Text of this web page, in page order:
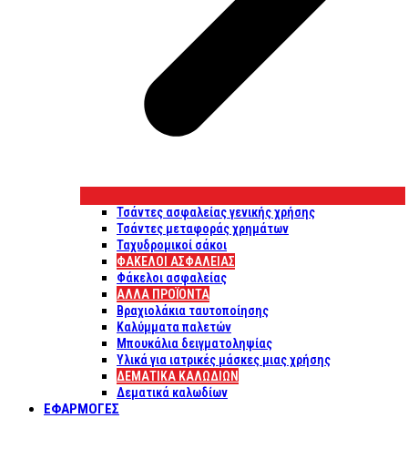
Τσάντες ασφαλείας γενικής χρήσης
Τσάντες μεταφοράς χρημάτων
Ταχυδρομικοί σάκοι
ΦΑΚΕΛΟΙ ΑΣΦΑΛΕΙΑΣ
Φάκελοι ασφαλείας
ΑΛΛΑ ΠΡΟΪΟΝΤΑ
Βραχιολάκια ταυτοποίησης
Καλύμματα παλετών
Μπουκάλια δειγματοληψίας
Υλικά για ιατρικές μάσκες μιας χρήσης
ΔΕΜΑΤΙΚΆ ΚΑΛΩΔΊΩΝ
Δεματικά καλωδίων
ΕΦΑΡΜΟΓΈΣ